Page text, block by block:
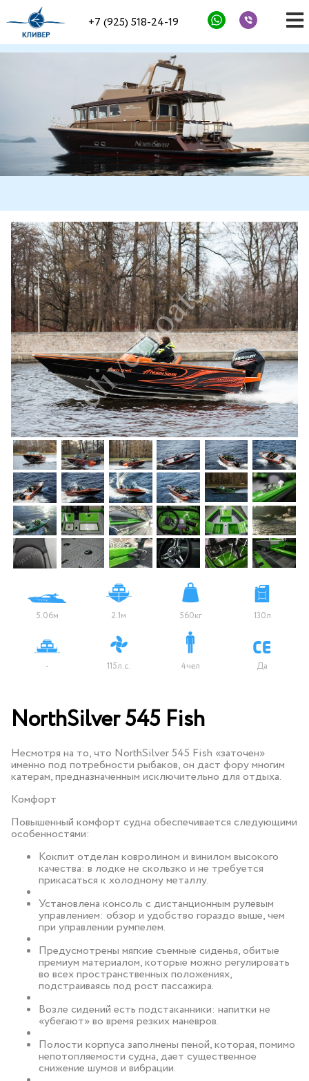
+7 (925) 518-24-19
5.06м 2.1м 560кг 130л
- 115л.с. 4чел Да
NorthSilver 545 Fish
Несмотря на то, что NorthSilver 545 Fish «заточен»
именно под потребности рыбаков, он даст фору многим
катерам, предназначенным исключительно для отдыха.
Комфорт
Повышенный комфорт судна обеспечивается следующими
особенностями:
Кокпит отделан ковролином и винилом высокого
качества: в лодке не скользко и не требуется
прикасаться к холодному металлу.
Установлена консоль с дистанционным рулевым
управлением: обзор и удобство гораздо выше, чем
при управлении румпелем.
Предусмотрены мягкие съемные сиденья, обитые
премиум материалом, которые можно регулировать
во всех пространственных положениях,
подстраиваясь под рост пассажира.
Возле сидений есть подстаканники: напитки не
«убегают» во время резких маневров.
Полости корпуса заполнены пеной, которая, помимо
непотопляемости судна, дает существенное
снижение шумов и вибрации.